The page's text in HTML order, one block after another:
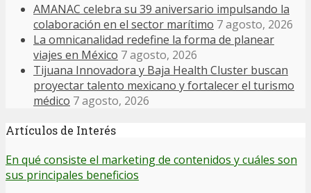
AMANAC celebra su 39 aniversario impulsando la
colaboración en el sector marítimo 7 agosto, 2026
La omnicanalidad redefine la forma de planear
viajes en México 7 agosto, 2026
Tijuana Innovadora y Baja Health Cluster buscan
proyectar talento mexicano y fortalecer el turismo
médico 7 agosto, 2026
Artículos de Interés
En qué consiste el marketing de contenidos y cuáles son
sus principales beneficios